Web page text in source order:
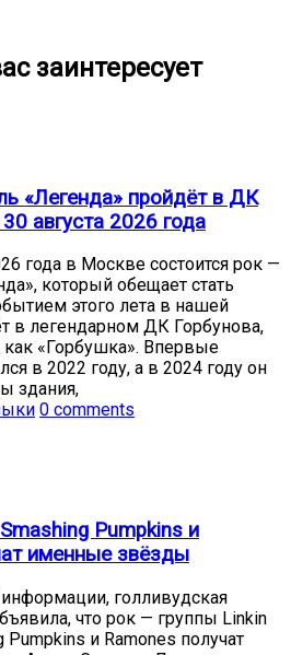
заинтересует
«Легенда» пройдёт в ДК
августа 2026 года
года в Москве состоится рок —
который обещает стать
этого лета в нашей
в легендарном ДК Горбунова,
«Горбушка». Впервые
в 2022 году, а в 2024 году он
здания,
0 comments
Pumpkins и
именные звёзды
голливудская
что рок — группы Linkin
Pumpkins и Ramones получат